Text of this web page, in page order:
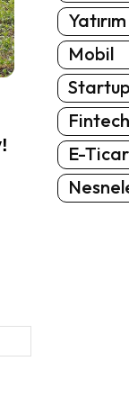
Yatırım
Mobil
Startup
Fintech
E-